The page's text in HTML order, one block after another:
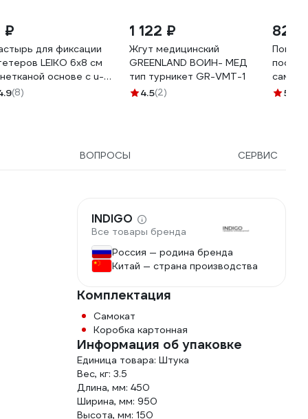
₽
для фиксации
LEIKO 6x8 см
основе с u-
вырезом и
(8)
1 122 ₽
Жгут медицинский
GREENLAND ВОИН- МЕД
тип турникет GR-VMT-1
4.5(2)
828
5
ВОПРОСЫ СЕРВИС
INDIGO
Все товары бренда
Россия — родина бренда
Китай — страна производства
Комплектация
Самокат
Коробка картонная
Информация об упаковке
Единица товара: Штука
Вес, кг: 3.5
Длина, мм: 450
Ширина, мм: 950
Высота, мм: 150